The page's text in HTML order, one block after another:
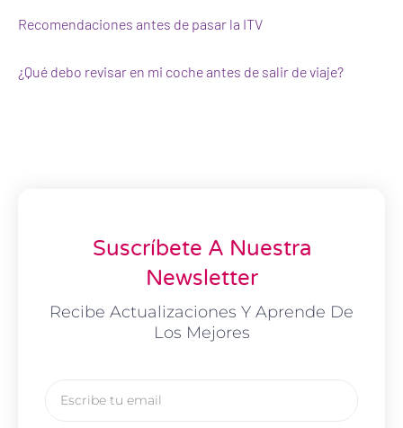
Recomendaciones antes de pasar la ITV
¿Qué debo revisar en mi coche antes de salir de viaje?
Suscríbete A Nuestra
Newsletter
Recibe Actualizaciones Y Aprende De
Los Mejores